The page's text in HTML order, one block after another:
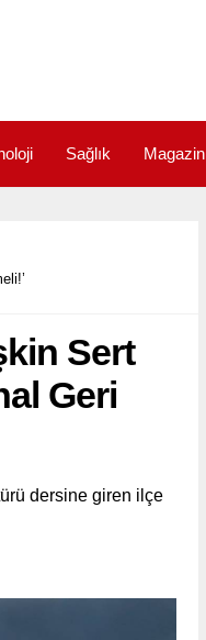
Sağlık Magazin
Sert
Geri
dersine giren ilçe